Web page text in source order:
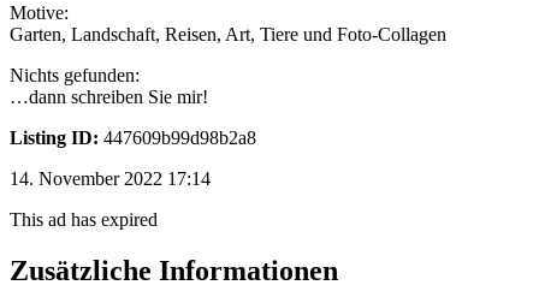
Motive:
Garten, Landschaft, Reisen, Art, Tiere und Foto-Collagen
Nichts gefunden:
…dann schreiben Sie mir!
Listing ID: 447609b99d98b2a8
14. November 2022 17:14
This ad has expired
Zusätzliche Informationen